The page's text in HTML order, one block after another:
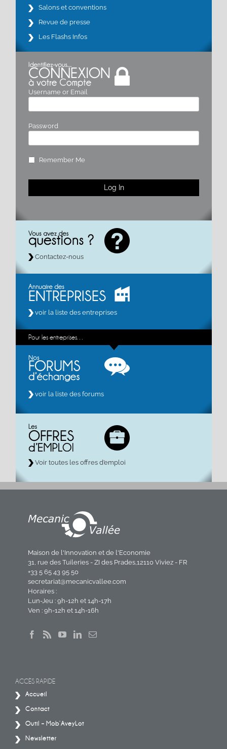
Salons et conventions
Revue de presse
Les Flashs Infos
Username or Email
Password
Remember Me
Contactez-nous
voir la liste des entreprises
Pour les entreprises…
voir la liste des forums
Voir toutes les offres d’emploi
Maison de l'Innovation et de l'Economie
31, rue des Tuileries - ZI des Prades,12110 Viviez - FR
+33 5 65 43 95 50
secretariat@mecanicvallee.com
Horaires :
Lun-Jeu : 9h-12h et 14h-17h
Ven : 9h-12h et 14h-16h
ACCÈS RAPIDE
Accueil
Contact
Outil – Mob’AveyLot
Newsletter